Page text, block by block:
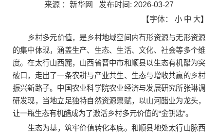
来源 ： 新华网 发布时间: 2026-03-27
【字体： 小 中 大】
乡村多元价值，是乡村地域空间内有形资源与无形资源
的集中体现，涵盖生产、生态、生活、文化、社会等多个维
度。在太行山西麓，山西省晋中市和顺县以生态有机醋为突
破口，走出了一条农耕与产业共生、生态与增收共赢的乡村
振兴新路子。中国农业科学院农业经济与发展研究所张琳调
研发现，当地立足独特自然资源禀赋，以山河醋业为龙头，
让一瓶生态有机醋成为了激活乡村多元价值的“金钥匙”。
生态为基，筑牢价值转化本底。和顺县地处太行山脉西